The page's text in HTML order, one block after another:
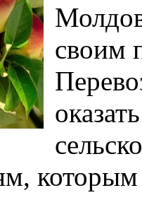
своим
которым